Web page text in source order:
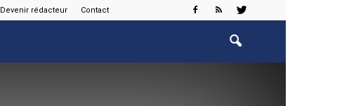
Devenir rédacteur Contact